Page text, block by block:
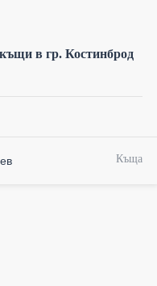
в гр. Костинброд
Къща